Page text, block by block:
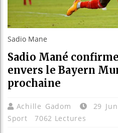
Sadio Mane
Sadio Mané
envers le Bayern
prochaine
Achille Gadom 29
Sport
7062 Lectures